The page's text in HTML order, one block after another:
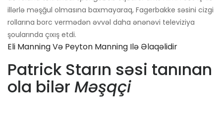
illərlə məşğul olmasına baxmayaraq, Fagerbakke səsini cizgi
rollarına borc vermədən əvvəl daha ənənəvi televiziya
şoularında çıxış etdi.
Eli Manning Və Peyton Manning Ilə Əlaqəlidir
Patrick Starın səsi tanınan
ola bilər Məşqçi